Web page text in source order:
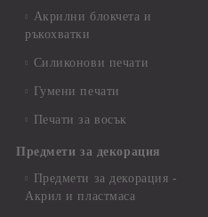
Акрилни блокчета и
ръкохватки
Силиконови печати
Гумени печати
Печати за восък
Предмети за декорация
Предмети за декорация -
Акрил и пластмаса